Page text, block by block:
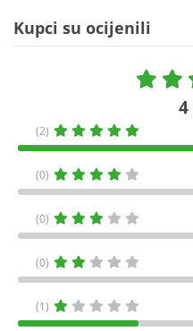
Kupci su ocijenili
4
(2)
(0)
(0)
(0)
(1)